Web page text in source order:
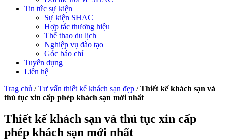
Tin tức sự kiện
Sự kiện SHAC
Hợp tác thương hiệu
Thể thao du lịch
Nghiệp vụ đào tạo
Góc báo chí
Tuyển dụng
Liên hệ
Trag chủ /Tư vấn thiết kế khách sạn đẹp /Thiết kế khách sạn và
thủ tục xin cấp phép khách sạn mới nhất
Thiết kế khách sạn và thủ tục xin cấp
phép khách sạn mới nhất